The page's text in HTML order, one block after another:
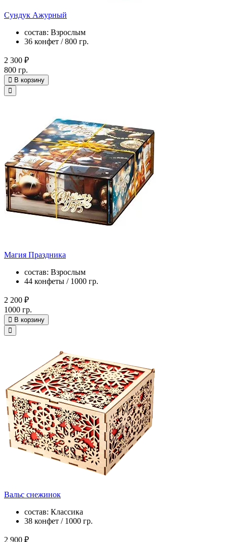
Сундук Ажурный
состав: Взрослым
36 конфет / 800 гр.
2 300 ₽
800 гр.
В корзину
Магия Праздника
состав: Взрослым
44 конфеты / 1000 гр.
2 200 ₽
1000 гр.
В корзину
Вальс снежинок
состав: Классика
38 конфет / 1000 гр.
2 900 ₽